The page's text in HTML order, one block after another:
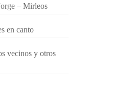
– Mirleos
en canto
vecinos y otros